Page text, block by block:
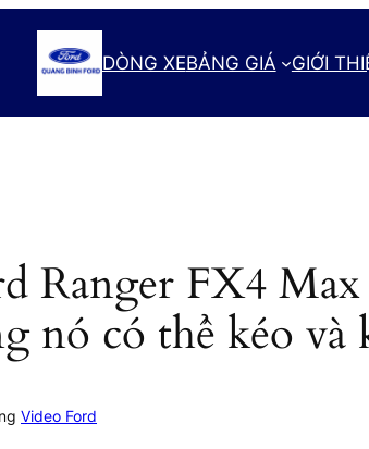
DÒNG XEBẢNG GIÁ GIỚI
Ranger FX4
nó có thể kéo và
Video Ford